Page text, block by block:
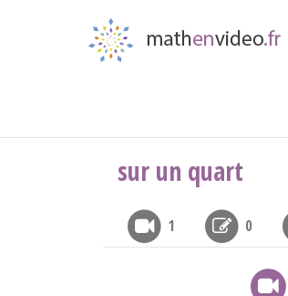
sur un quart
1 0